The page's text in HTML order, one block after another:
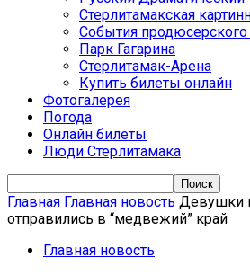
Стерлитамакская
События продюсерского
Парк Гагарина
Стерлитамак-Арена
Купить билеты онлайн
Фотогалерея
Погода
Онлайн билеты
Люди Стерлитамака
Главная Главная новость Девушки
отправились в “медвежий” край
Главная новость